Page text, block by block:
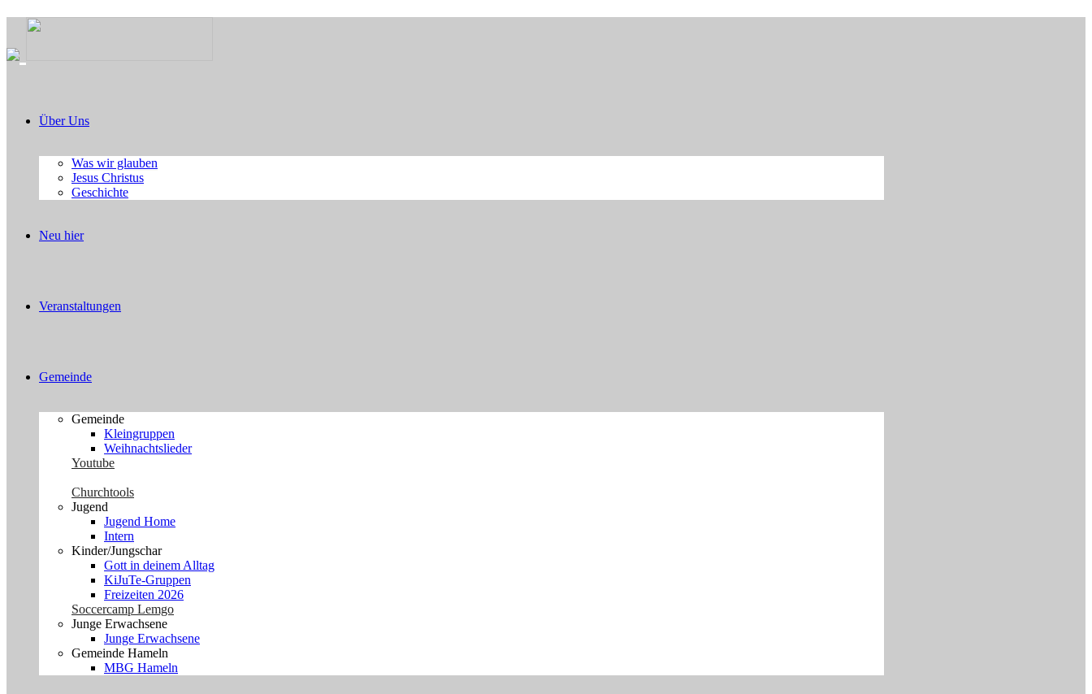
Über Uns
Was wir glauben
Jesus Christus
Geschichte
Neu hier
Veranstaltungen
Gemeinde
Gemeinde
Kleingruppen
Weihnachtslieder
Youtube
Churchtools
Jugend
Jugend Home
Intern
Kinder/Jungschar
Gott in deinem Alltag
KiJuTe-Gruppen
Freizeiten 2026
Soccercamp Lemgo
Junge Erwachsene
Junge Erwachsene
Gemeinde Hameln
MBG Hameln